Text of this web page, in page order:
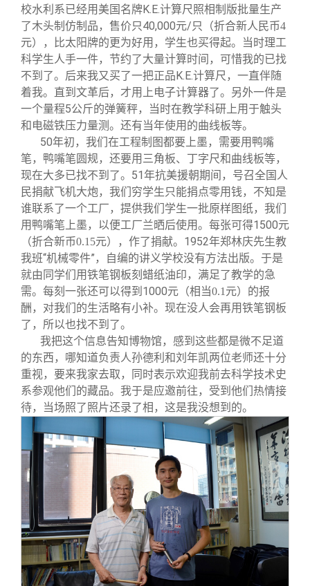
信息化服务
三创大赛
实用信息
总会简介
会长致辞
总会章程
理事会名单
制度法规
联系我们
关闭
校水利系已经用美国名牌K.E.计算尺照相制版批量生产
了木头制仿制品，售价只40,000元/只
（折合新人民币4
元）
，比太阳牌的更为好用，学生也买得起。当时理工
科学生人手一件，节约了大量计算时间，可惜我的已找
不到了。后来我又买了一把正品K.E.计算尺，一直伴随
着我。直到文革后，才用上电子计算器了。另外一件是
一个量程5公斤的弹簧秤，当时在教学科研上用于触头
和电磁铁压力量测。还有当年使用的曲线板等。
50年初，我们在工程制图都要上墨，需要用鸭嘴
笔，鸭嘴笔圆规，还要用三角板、丁字尺和曲线板等，
现在大多已找不到了。51年抗美援朝期间，号召全国人
民捐献飞机大炮，我们穷学生只能捐点零用钱，不知是
谁联系了一个工厂，提供我们学生一批原样图纸，我们
用鸭嘴笔上墨，以便工厂兰晒后使用。每张可得1500元
（折合新币0.15元）
，作了捐献。1952年郑林庆先生教
我班“机械零件”，自编的讲义学校没有方法出版。于是
就由同学们用铁笔钢板刻蜡纸油印，满足了教学的急
需。每刻一张还可以得到1000元 （相当0.1元） 的报
酬，对我们的生活略有小补。现在没人会再用铁笔钢板
了，所以也找不到了。
我把这个信息告知博物馆，感到这些都是微不足道
的东西，哪知道负责人孙德利和刘年凯两位老师还十分
重视，要来我家去取，同时表示欢迎我前去科学技术史
系参观他们的藏品。我于是应邀前往，受到他们热情接
待，当场照了照片还录了相，这是我没想到的。